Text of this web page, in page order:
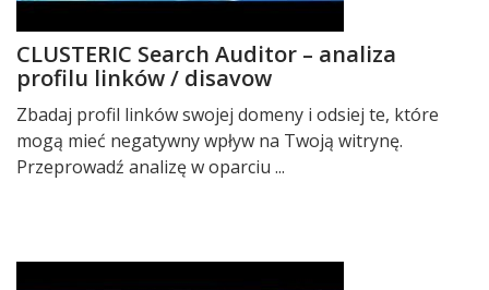
CLUSTERIC Search Auditor – analiza
profilu linków / disavow
Zbadaj profil linków swojej domeny i odsiej te, które
mogą mieć negatywny wpływ na Twoją witrynę.
Przeprowadź analizę w oparciu ...